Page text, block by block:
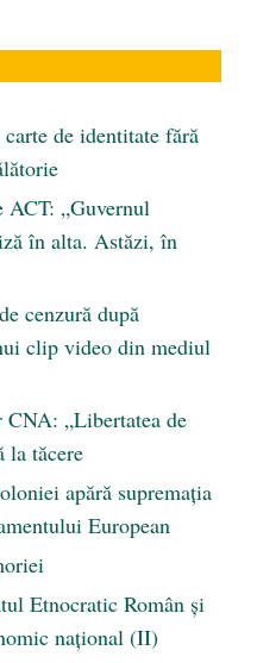
de identitate fără
ACT: „Guvernul
în alta. Astăzi, în
cenzură după
clip video din mediul
„Libertatea de
la tăcere
apără supremația
European
Etnocratic Român şi
naţional (II)